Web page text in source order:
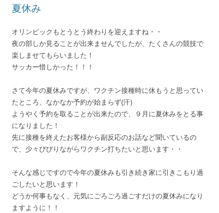
夏休み
オリンピックもとうとう終わりを迎えますね・・
夜の部しか見ることが出来ませんでしたが、たくさんの競技で
楽しませてもらいました！
サッカー惜しかった！！！
さて今年の夏休みですが、ワクチン接種時に休もうと思ってい
たところ、なかなか予約が始まらず(汗)
ようやく予約を取ることが出来たので、９月に夏休みをとる事
になりました！
先に接種を終えたお客様から副反応のお話など聞いているの
で、少々びびりながらワクチン打ちたいと思います・・
そんな感じですので今年の夏休みも引き続き家に引きこもり過
ごしたいと思います！
どうか何事もなく、元気にごろごろ過ごすだけの夏休みになり
ますように！！